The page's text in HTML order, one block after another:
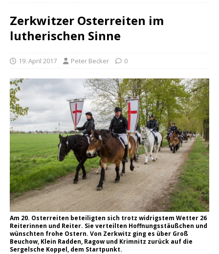
Zerkwitzer Osterreiten im
lutherischen Sinne
19. April 2017 Peter Becker 0
Am 20. Osterreiten beteiligten sich trotz widrigstem Wetter 26
Reiterinnen und Reiter. Sie verteilten Hoffnungsstäußchen und
wünschten frohe Ostern. Von Zerkwitz ging es über Groß
Beuchow, Klein Radden, Ragow und Krimnitz zurück auf die
Sergelsche Koppel, dem Startpunkt.